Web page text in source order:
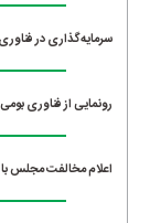
سرمایه‌گذاری در
رونمایی از فناوری
اعلام مخالفت مجلس